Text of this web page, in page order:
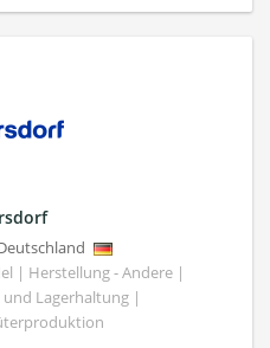
| Herstellung - Andere |
Lagerhaltung |